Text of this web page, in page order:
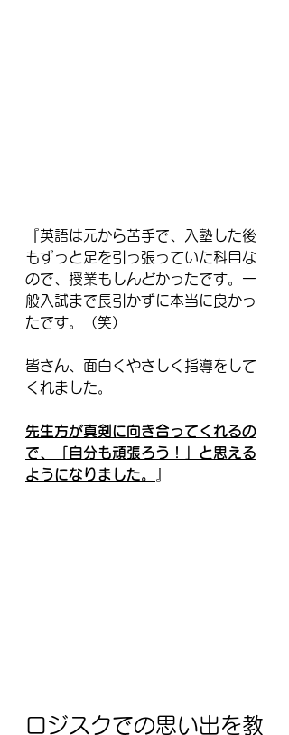
『英語は元から苦手で、入塾した後
もずっと足を引っ張っていた科目な
ので、授業もしんどかったです。一
般入試まで長引かずに本当に良かっ
たです。（笑）
皆さん、面白くやさしく指導をして
くれました。
先生方が真剣に向き合ってくれるの
で、「自分も頑張ろう！」と思える
ようになりました。
ロジスクでの思い出を教